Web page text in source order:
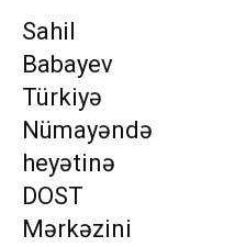
Sahil
Babayev
Türkiyə
Nümayəndə
heyətinə
DOST
Mərkəzini